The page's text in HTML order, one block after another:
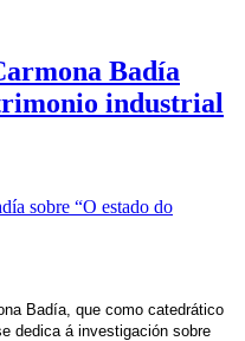
Badía
industrial
Badía, que como catedrático
dedica á investigación sobre